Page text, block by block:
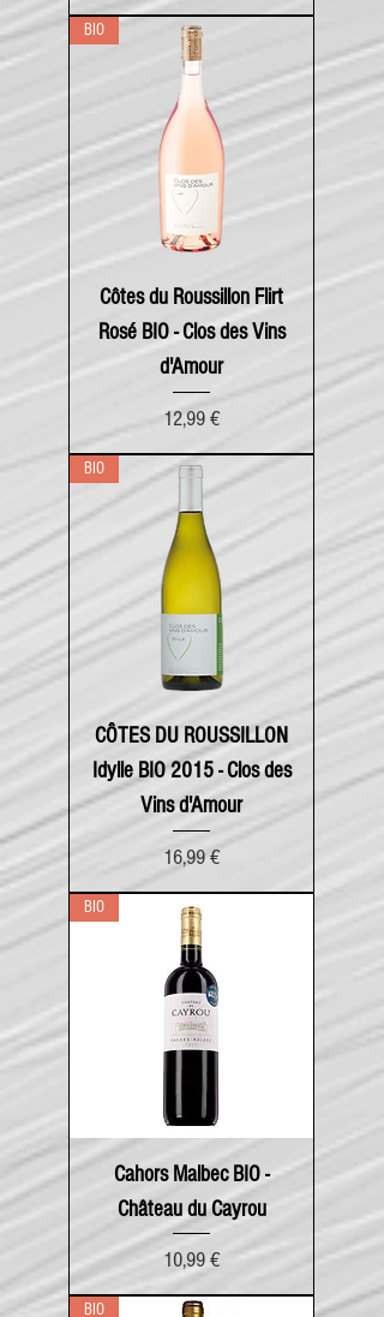
BIO
Côtes du Roussillon Flirt
Rosé BIO - Clos des Vins
d'Amour
Prix
12,99 €
BIO
CÔTES DU ROUSSILLON
Idylle BIO 2015 - Clos des
Vins d'Amour
Prix
16,99 €
BIO
Cahors Malbec BIO -
Château du Cayrou
Prix
10,99 €
BIO